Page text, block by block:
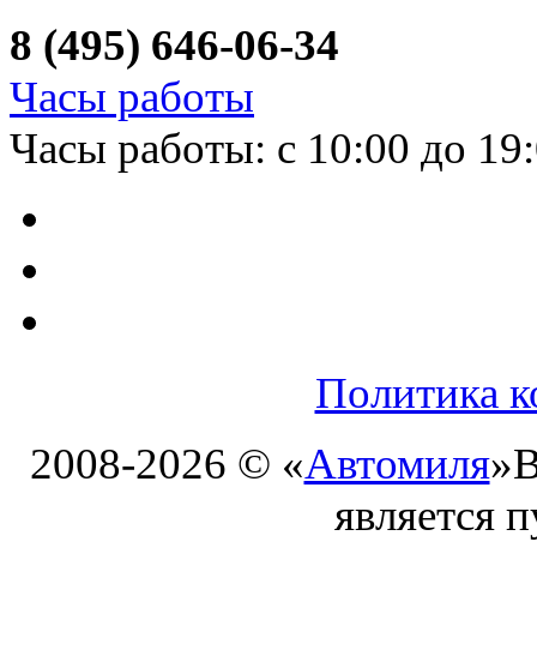
8 (495) 646-06-34
Часы работы
Часы работы: с 10:00 до
Политика
2008-2026 © «Автомиля»
является